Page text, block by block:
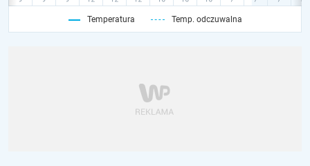
Temperatura Temp. odczuwalna